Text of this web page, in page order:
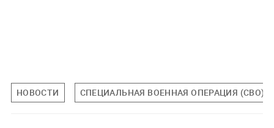
НОВОСТИ СПЕЦИАЛЬНАЯ ВОЕННАЯ ОПЕРАЦИЯ (СВО)